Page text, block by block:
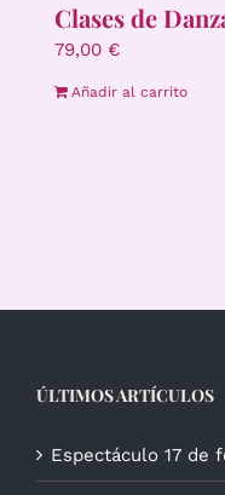
Clases de
79,00 €
Añadir al carrito
ÚLTIMOS ARTÍCULOS
Espectáculo 17 de